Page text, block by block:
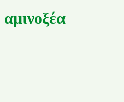
αμινοξέα